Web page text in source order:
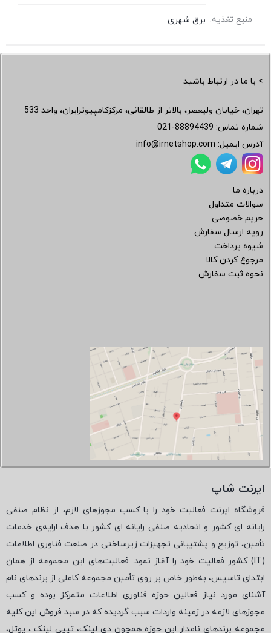
منبع تغذیه: برق شهری
> با ما در ارتباط باشید
تهران، خیابان ولیعصر، بالاتر از طالقانی، مرکزکامپیوترایران، واحد 533
شماره تماس: 021-88894439
آدرس ایمیل: info@irnetshop.com
درباره ما
سوالات متداول
حریم خصوصی
رویه ارسال سفارش
شیوه پرداخت
مرجوع کردن کالا
نحوه ثبت سفارش
ایرنت شاپ
فروشگاه ایرنت فعالیت خود را با کسب مجوزهای لازم، از نظام صنفی
رایانه ای کشور و اتحادیه صنفی رایانه ای کشور با هدف ارایه‌ی خدمات
تأمین، توزیع و پشتیبانی تجهیزات زیرساختی در صنعت فناوری اطلاعات
(
IT) کشور فعالیت خود را آغاز نمود. فعالیت‌های این مجموعه از همان
ابتدای تاسیس، به‌طور خاص بر روی تأمین مجموعه کاملی از برندهای نام
آشنای مورد نیاز فعالین حوزه فناوری اطلاعات متمرکز بوده و کسب
مجوزهای لازمه در زمینه واردات سبب گردیده که در سبد فروش این کلیه
مجموعه برندهای نامدار این حوزه همچون دی لینک، تیپی لینک ، یوتل،